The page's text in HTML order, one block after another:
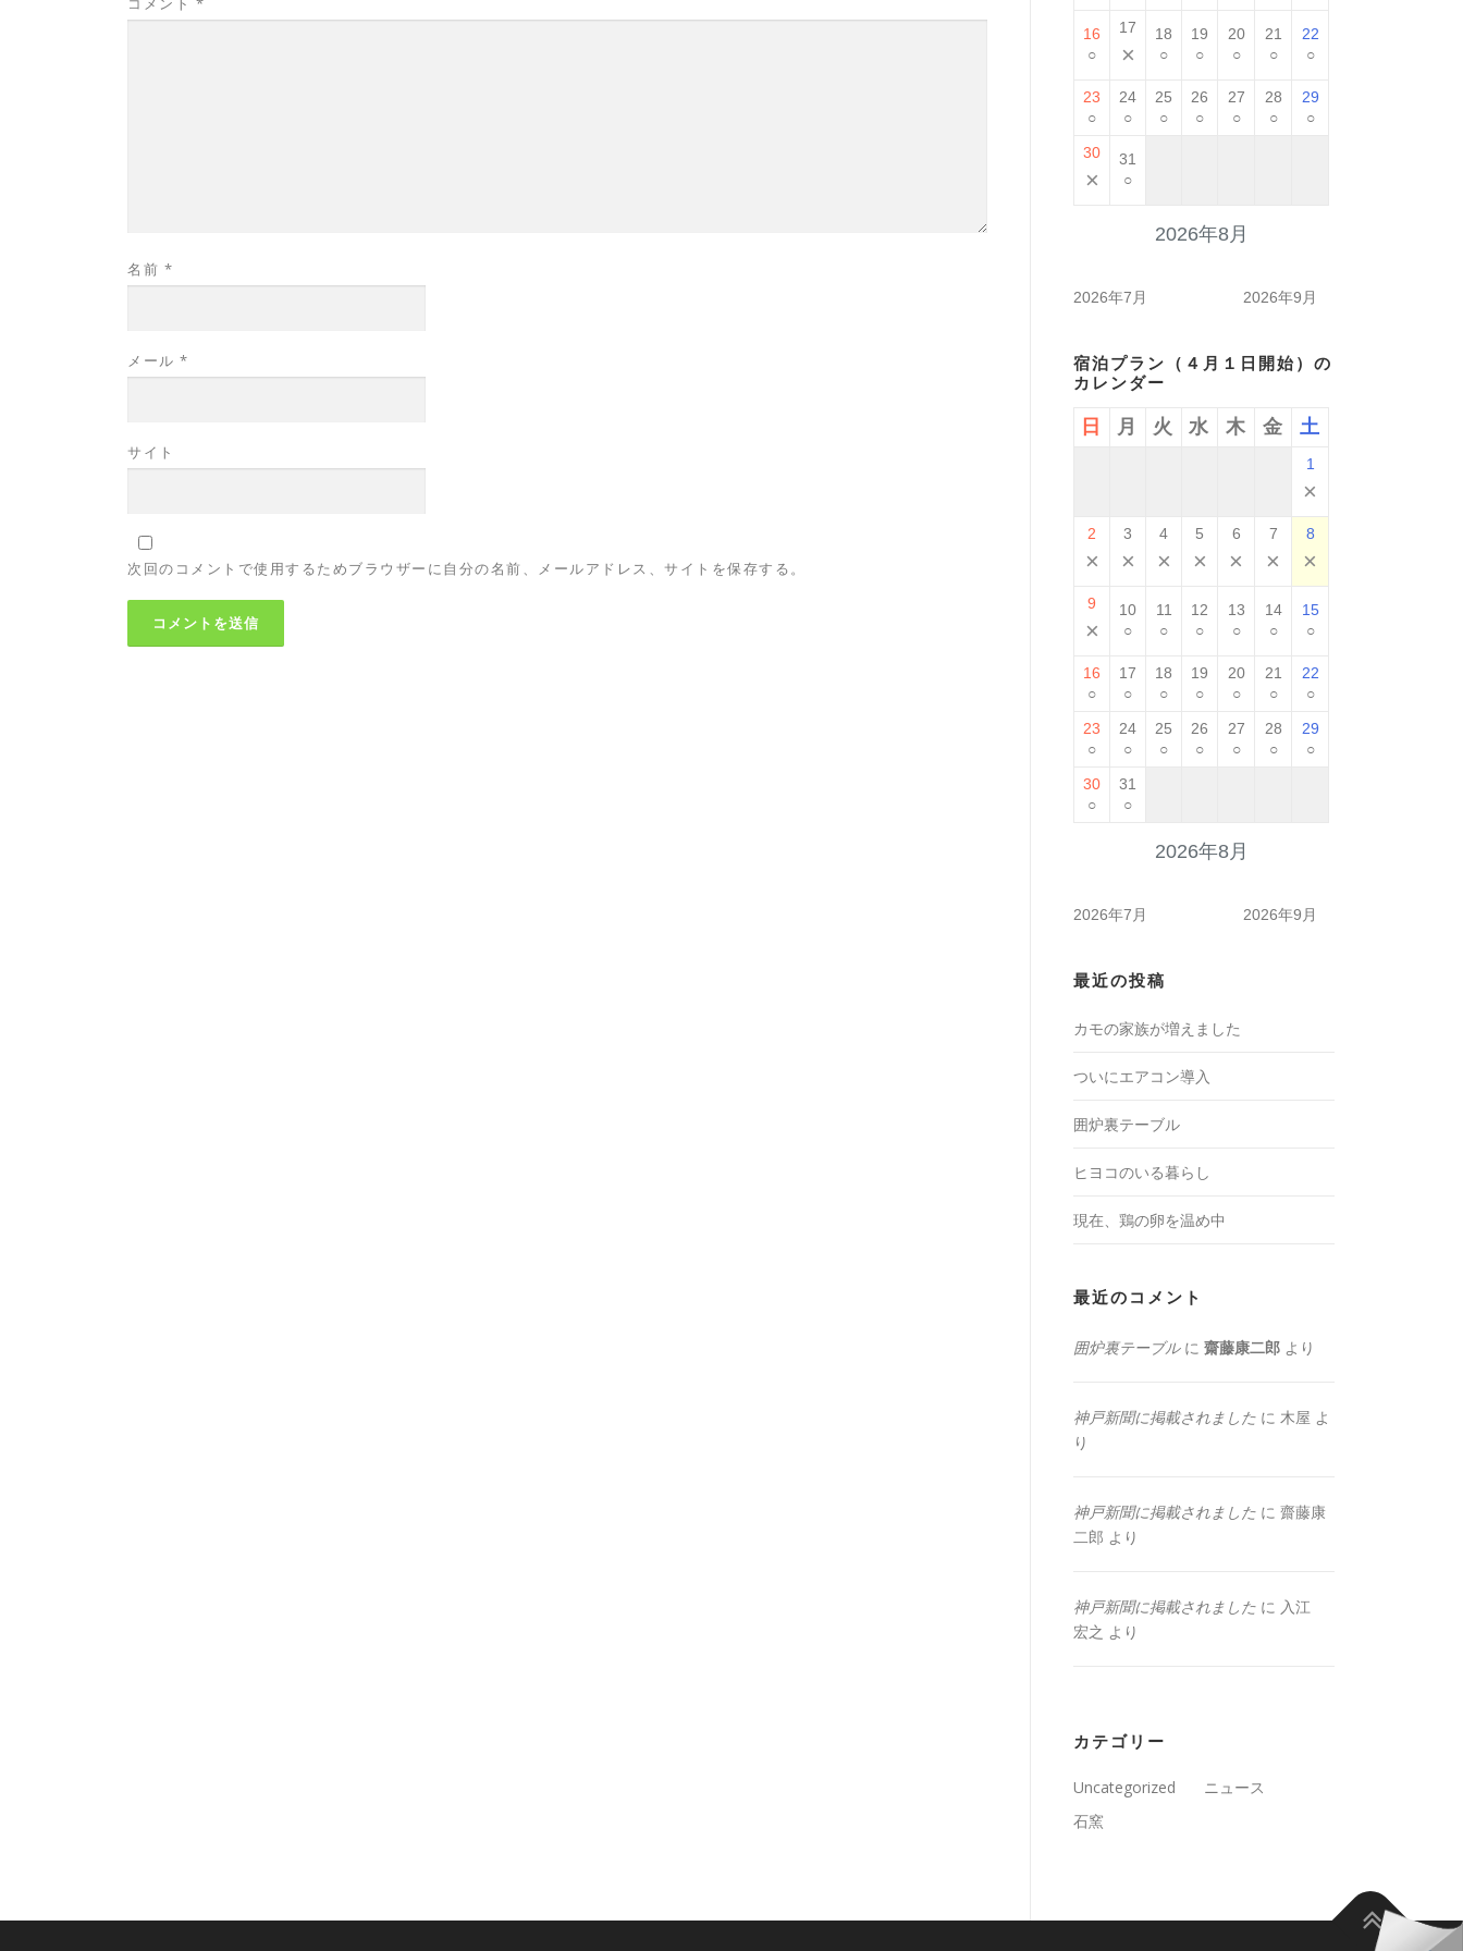
名前 *
メール *
サイト
次回のコメントで使用するためブラウザーに自分の名前、メールアドレス、サイトを保存する。
2026年8月
16
○
17
×
18
○
19
○
20
○
21
○
22
○
23
○
24
○
25
○
26
○
27
○
28
○
29
○
30
×
31
○
2026年7月 2026年9月
宿泊プラン（４月１日開始）の
カレンダー
2026年8月
日 月 火 水 木 金 土
1
×
2
×
3
×
4
×
5
×
6
×
7
×
8
×
9
×
10
○
11
○
12
○
13
○
14
○
15
○
16
○
17
○
18
○
19
○
20
○
21
○
22
○
23
○
24
○
25
○
26
○
27
○
28
○
29
○
30
○
31
○
2026年7月 2026年9月
最近の投稿
カモの家族が増えました
ついにエアコン導入
囲炉裏テーブル
ヒヨコのいる暮らし
現在、鶏の卵を温め中
最近のコメント
囲炉裏テーブルに 齋藤康二郎 より
神戸新聞に掲載されました に 木屋 よ
り
神戸新聞に掲載されました に 齋藤康
二郎 より
神戸新聞に掲載されました に 入江
宏之 より
カテゴリー
Uncategorized
ニュース
石窯